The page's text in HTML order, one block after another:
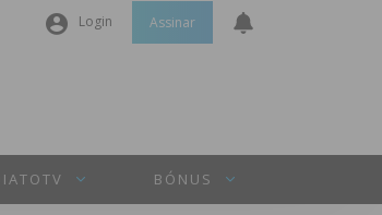
Login
Senha
Assinar
BÓNUS